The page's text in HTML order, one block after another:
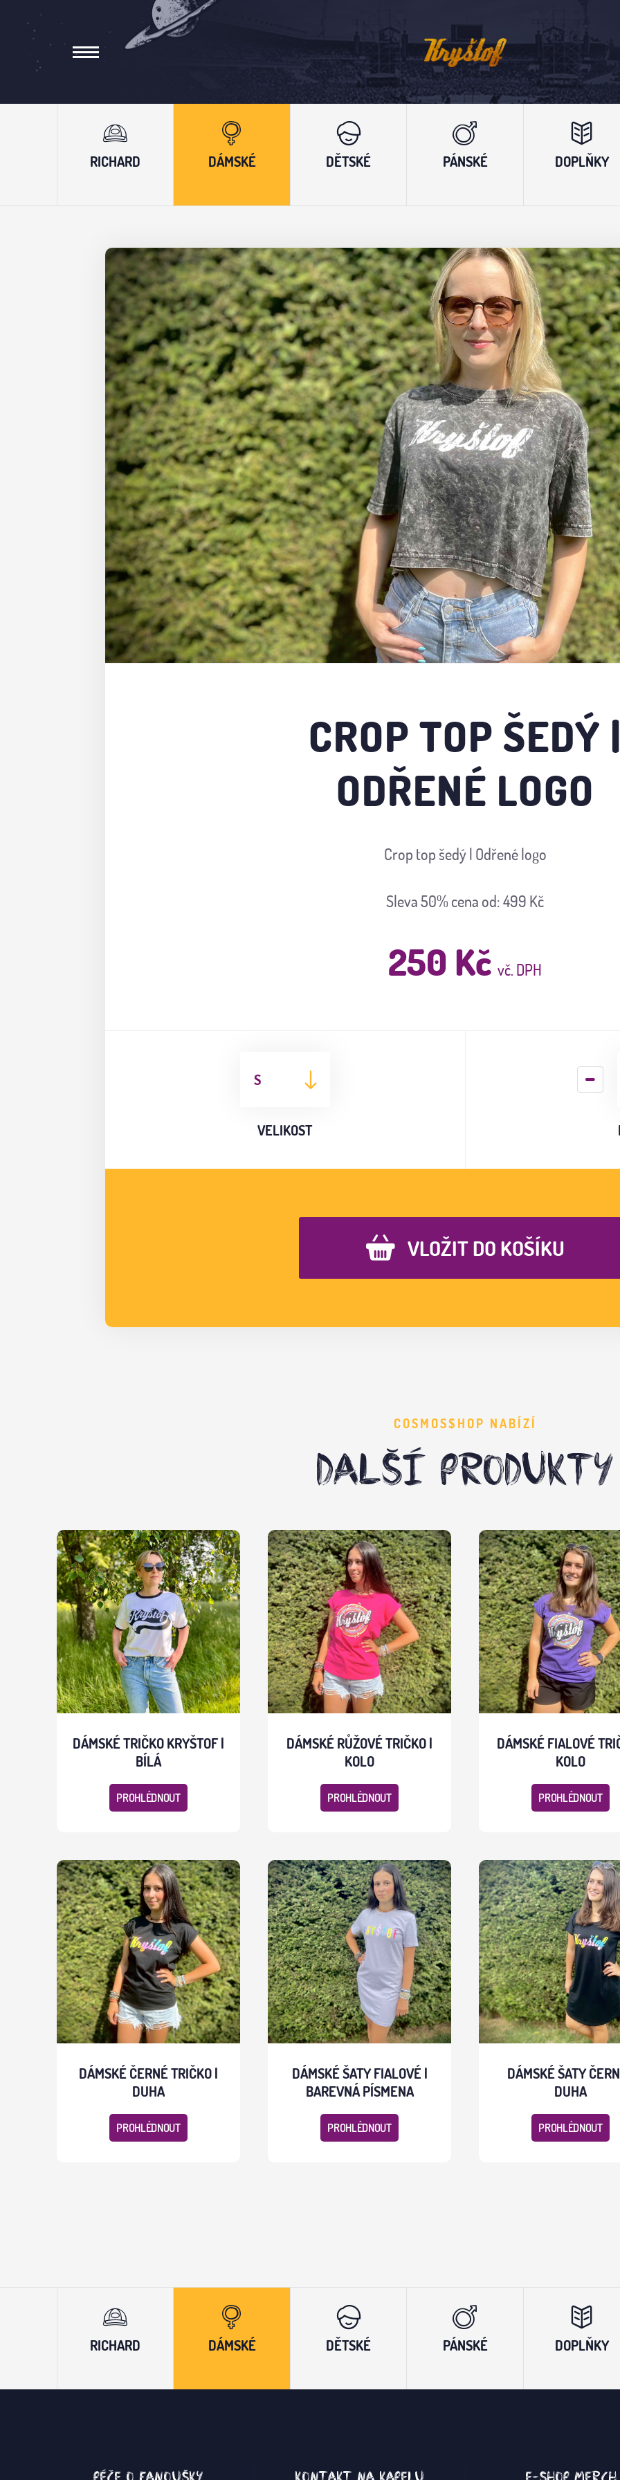
RICHARD DÁMSKÉ DĚTSKÉ PÁNSKÉ DOPLŇKY
CROP TOP ŠEDÝ
ODŘENÉ LOGO
Crop top šedý | Odřené logo
Sleva 50% cena od: 499 Kč
250 Kč vč. DPH
S
VELIKOST
VLOŽIT DO KOŠÍKU
COSMOS$HOP NABÍZÍ
DALŠÍ PRODUKTY
DÁMSKÉ TRIČKO KRYŠTOF |
BÍLÁ
PROHLÉDNOUT
DÁMSKÉ RŮŽOVÉ TRIČKO |
KOLO
PROHLÉDNOUT
DÁMSKÉ FIALOVÉ
KOLO
PROHLÉDNOUT
DÁMSKÉ ČERNÉ TRIČKO |
DUHA
PROHLÉDNOUT
DÁMSKÉ ŠATY FIALOVÉ |
BAREVNÁ PÍSMENA
PROHLÉDNOUT
DÁMSKÉ ŠATY
DUHA
PROHLÉDNOUT
RICHARD DÁMSKÉ DĚTSKÉ PÁNSKÉ DOPLŇKY
Péče o fanoušky Kontakt na kapelu E-shop merch